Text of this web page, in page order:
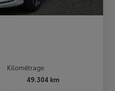
Kilométrage
49.304 km